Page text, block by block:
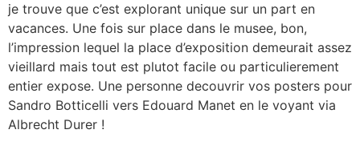
je trouve que c’est explorant unique sur un part en
vacances. Une fois sur place dans le musee, bon,
l’impression lequel la place d’exposition demeurait assez
vieillard mais tout est plutot facile ou particulierement
entier expose. Une personne decouvrir vos posters pour
Sandro Botticelli vers Edouard Manet en le voyant via
Albrecht Durer !